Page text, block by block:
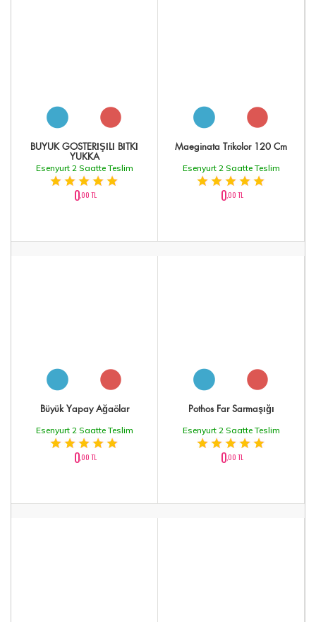
BÜYÜK GÖSTERİŞİLİ BİTKİ
YUKKA
Esenyurt 2 Saatte Teslim
0,00 TL
Maeginata Trikolor 120 Cm
Esenyurt 2 Saatte Teslim
0,00 TL
Büyük Yapay Ağaölar
Esenyurt 2 Saatte Teslim
0,00 TL
Pothos Far Sarmaşığı
Esenyurt 2 Saatte Teslim
0,00 TL